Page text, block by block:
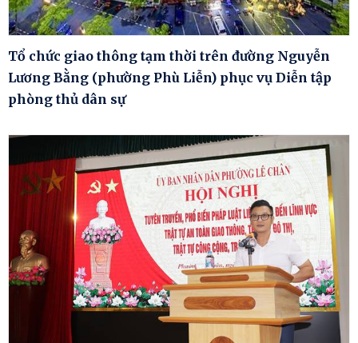
Tổ chức giao thông tạm thời trên đường Nguyễn
Lương Bằng (phường Phù Liễn) phục vụ Diễn tập
phòng thủ dân sự